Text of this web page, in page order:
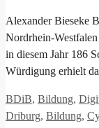
Alexander Bieseke
Nordrhein-
in diesem Jahr 186
Würdigung erhielt
Kategorien
BDiB, Bildung,
Driburg, Bildung,